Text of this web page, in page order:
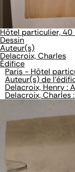
Hôtel particulier, 40
Dessin
Auteur(s)
Delacroix, Charles
Édifice
Paris - Hôtel
Auteur(s) de
Delacroix, Henry :
Delacroix, Charles